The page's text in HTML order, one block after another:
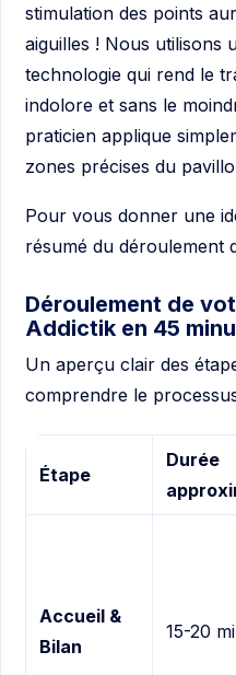
stimulation des points
aiguilles ! Nous utilisons
technologie qui rend le
indolore et sans le
praticien applique
zones précises du
Pour vous donner une
résumé du déroulement
Déroulement de
Addictik en 45
Un aperçu clair des
comprendre le
Étape
Durée
Accueil &
Bilan
15-20